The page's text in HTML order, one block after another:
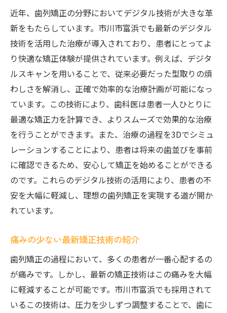
近年、歯列矯正の分野においてデジタル技術が大きな革
新をもたらしています。市川市富浜でも最新のデジタル
技術を活用した治療が導入されており、患者にとってよ
り快適な矯正体験が提供されています。例えば、デジタ
ルスキャンを用いることで、従来必要だった型取りの煩
わしさを解消し、正確で効率的な治療計画が可能になっ
ています。この技術により、歯科医は患者一人ひとりに
最適な矯正力を計算でき、よりスムーズで効果的な治療
を行うことができます。また、治療の過程を3Dでシミュ
レーションすることにより、患者は将来の歯並びを事前
に確認できるため、安心して矯正を始めることができる
のです。これらのデジタル技術の活用により、患者の不
安を大幅に軽減し、理想の歯列矯正を実現する道が開か
れています。
痛みの少ない最新矯正技術の紹介
歯列矯正の過程において、多くの患者が一番心配するの
が痛みです。しかし、最新の矯正技術はこの痛みを大幅
に軽減することが可能です。市川市富浜でも採用されて
いるこの技術は、圧力を少しずつ調整することで、歯に